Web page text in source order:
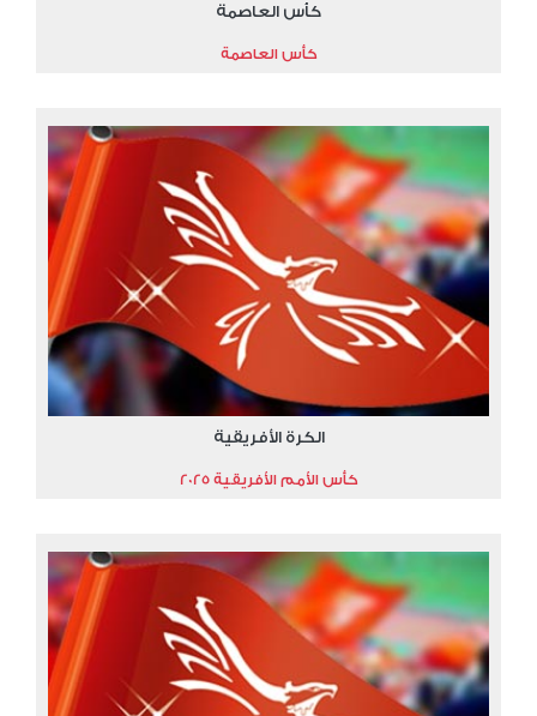
كأس العاصمة
كأس العاصمة
الكرة الأفريقية
كأس الأمم الأفريقية 2025